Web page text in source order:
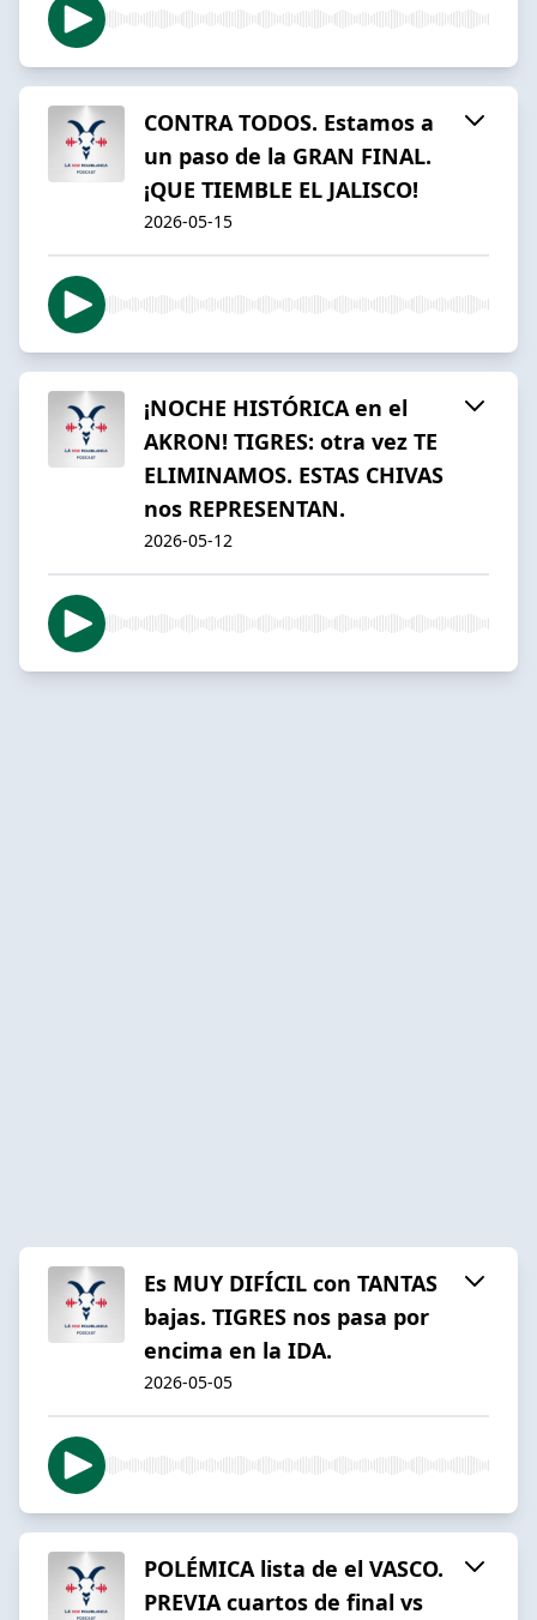
CONTRA TODOS. Estamos a
un paso de la GRAN FINAL.
¡QUE TIEMBLE EL JALISCO!
2026-05-15
¡NOCHE HISTÓRICA en el
AKRON! TIGRES: otra vez TE
ELIMINAMOS. ESTAS CHIVAS
nos REPRESENTAN.
2026-05-12
Es MUY DIFÍCIL con TANTAS
bajas. TIGRES nos pasa por
encima en la IDA.
2026-05-05
POLÉMICA lista de el VASCO.
PREVIA cuartos de final vs